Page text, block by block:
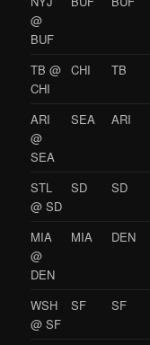
@
BUF
TB @
CHI
CHI TB
ARI
@
SEA
SEA ARI
STL
@ SD
SD SD
MIA
@
DEN
MIA DEN
WSH
@ SF
SF SF